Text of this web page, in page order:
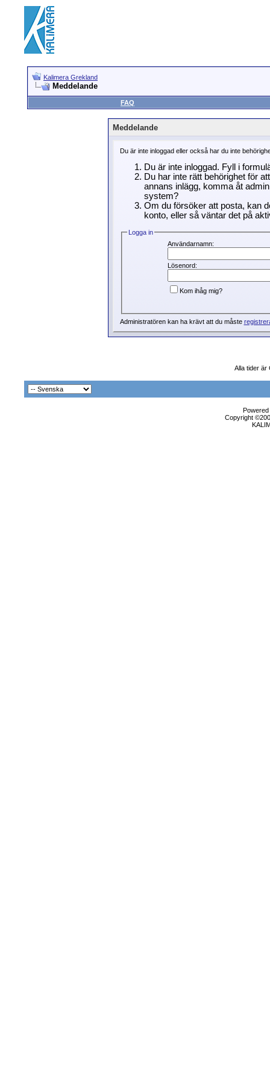
Kalimera Grekland
Meddelande
FAQ
Meddelande
Du är inte inloggad eller också har du inte
Du är inte inloggad. Fyll i
Du har inte rätt behörighet för
annans inlägg, komma åt
system?
Om du försöker att posta, kan
konto, eller så väntar det på
Logga in
Användarnamn:
Lösenord:
Kom ihåg mig?
Administratören kan ha krävt att du måste
Alla tider är
Copyright